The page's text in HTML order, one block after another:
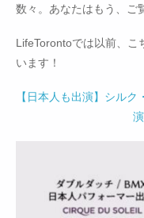
数々。あなたはもう、ご
LifeTorontoでは以前、こ
います！
【日本人も出演】シル